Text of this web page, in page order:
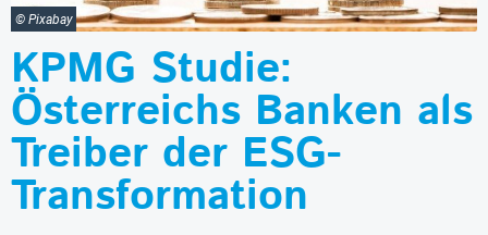
© Pixabay
KPMG Studie:
Österreichs Banken als
Treiber der ESG-
Transformation